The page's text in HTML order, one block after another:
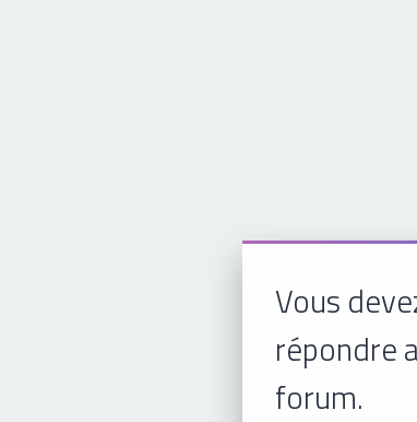
Vous
répondre
forum.